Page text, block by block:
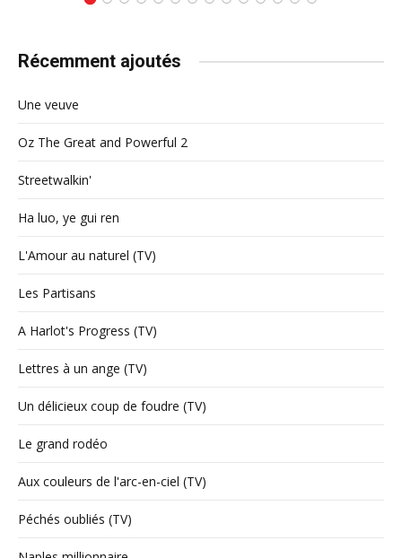
Récemment ajoutés
Une veuve
Oz The Great and Powerful 2
Streetwalkin'
Ha luo, ye gui ren
L'Amour au naturel (TV)
Les Partisans
A Harlot's Progress (TV)
Lettres à un ange (TV)
Un délicieux coup de foudre (TV)
Le grand rodéo
Aux couleurs de l'arc-en-ciel (TV)
Péchés oubliés (TV)